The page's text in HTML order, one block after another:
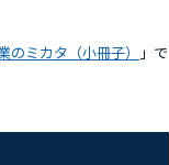
のミカタ（小冊子）
」で